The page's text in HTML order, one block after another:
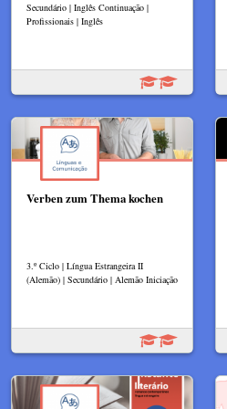
Secundário | Inglês Continuação |
Profissionais | Inglês
Verben zum Thema kochen
3.º Ciclo | Língua Estrangeira II
(Alemão) | Secundário | Alemão Iniciação